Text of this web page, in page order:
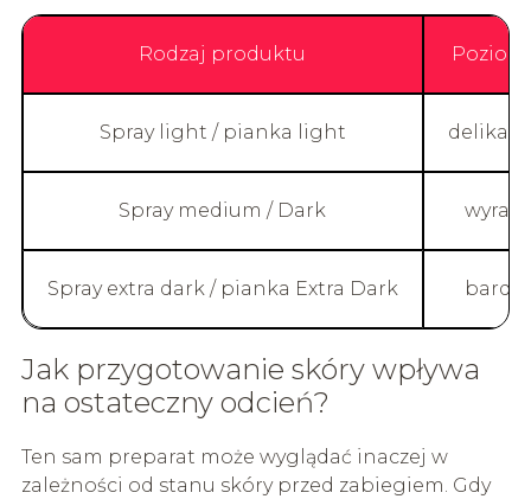
Rodzaj produktu
Spray light / pianka light
Spray medium / Dark
Spray extra dark / pianka Extra Dark
Jak przygotowanie skóry wpływa
na ostateczny odcień?
Ten sam preparat może wyglądać inaczej w
zależności od stanu skóry przed zabiegiem. Gdy